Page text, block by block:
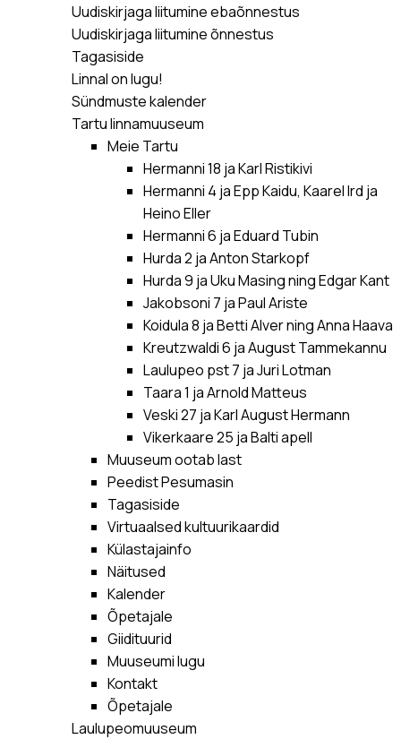
Uudiskirjaga liitumine ebaõnnestus
Uudiskirjaga liitumine õnnestus
Tagasiside
Linnal on lugu!
Sündmuste kalender
Tartu linnamuuseum
Meie Tartu
Hermanni 18 ja Karl Ristikivi
Hermanni 4 ja Epp Kaidu, Kaarel Ird ja
Heino Eller
Hermanni 6 ja Eduard Tubin
Hurda 2 ja Anton Starkopf
Hurda 9 ja Uku Masing ning Edgar Kant
Jakobsoni 7 ja Paul Ariste
Koidula 8 ja Betti Alver ning Anna Haava
Kreutzwaldi 6 ja August Tammekannu
Laulupeo pst 7 ja Juri Lotman
Taara 1 ja Arnold Matteus
Veski 27 ja Karl August Hermann
Vikerkaare 25 ja Balti apell
Muuseum ootab last
Peedist Pesumasin
Tagasiside
Virtuaalsed kultuurikaardid
Külastajainfo
Näitused
Kalender
Õpetajale
Giidituurid
Muuseumi lugu
Kontakt
Õpetajale
Laulupeomuuseum